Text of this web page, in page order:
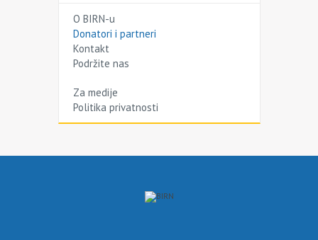
O BIRN-u
Donatori i partneri
Kontakt
Podržite nas
Za medije
Politika privatnosti